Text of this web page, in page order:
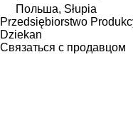
Польша, Słupia
Przedsiębiorstwo
Dziekan
Связаться с продавцом